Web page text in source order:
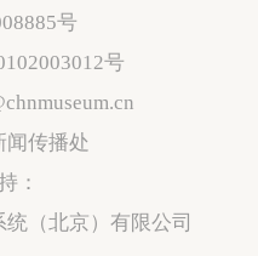
号
号
闻传播处
：
（北京）有限公司